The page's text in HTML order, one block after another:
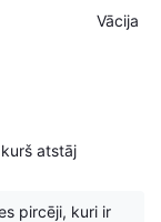
Vācija
atstāj
pircēji, kuri ir